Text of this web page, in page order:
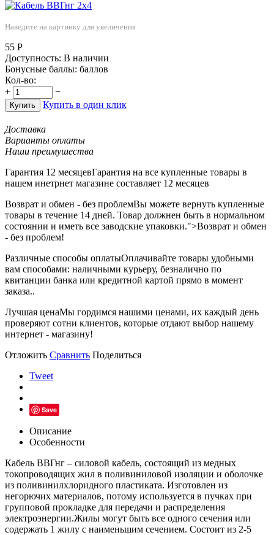
Наведите на картинку для увеличения
55 Р
Доступность: В наличии
Бонусные баллы: баллов
Кол-во:
+
−
Купить Купить в один клик
Доставка
Варианты оплаты
Наши преимушества
Гарантия 12 месяцевГарантия на все купленные товары в
нашем инетрнет магазине составляет 12 месяцев
Возврат и обмен - без проблемВы можете вернуть купленные
товары в течение 14 дней. Товар должнен быть в нормальном
состоянии и иметь все заводские упаковки.">Возврат и обмен
- без проблем!
Различные способы оплатыОплачивайте товары удобными
вам способами: наличными курьеру, безналично по
квитанции банка или кредитной картой прямо в момент
заказа..
Лучшая ценаМы гордимся нашими ценами, их каждый день
проверяют сотни клиентов, которые отдают выбор нашему
интернет - магазину!
Отложить Сравнить Поделиться
Tweet
Save
Описание
Особенности
Кабель ВВГнг – силовой кабель, состоящий из медных
токопроводящих жил в поливиниловой изоляции и оболочке
из поливинилхлоридного пластиката. Изготовлен из
негорючих материалов, потому используется в пучках при
групповой прокладке для передачи и распределения
электроэнергии.Жилы могут быть все одного сечения или
содержать 1 жилу с наименьшим сечением. Состоит из 2-5